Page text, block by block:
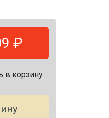
₽
в корзину